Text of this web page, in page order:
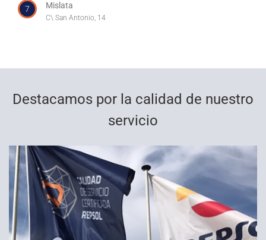
7 Mislata
C\ San Antonio, 14
Destacamos por la calidad de nuestro
servicio